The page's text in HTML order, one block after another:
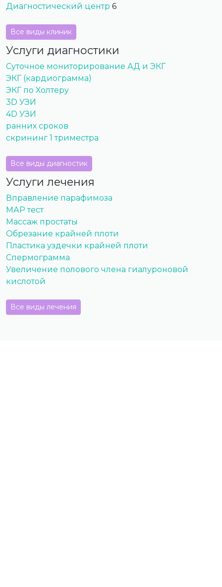
Диагностический центр 6
Все виды клиник
Услуги диагностики
Суточное мониторирование АД и ЭКГ
ЭКГ (кардиограмма)
ЭКГ по Холтеру
3D УЗИ
4D УЗИ
ранних сроков
скрининг 1 триместра
Все виды диагностик
Услуги лечения
Вправление парафимоза
МАР тест
Массаж простаты
Обрезание крайней плоти
Пластика уздечки крайней плоти
Спермограмма
Увеличение полового члена гиалуроновой
кислотой
Все виды лечения